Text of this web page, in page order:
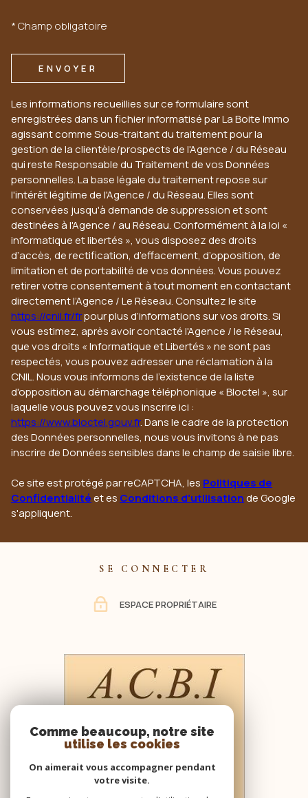
* Champ obligatoire
ENVOYER
Les informations recueillies sur ce formulaire sont
enregistrées dans un fichier informatisé par La Boite Immo
agissant comme Sous-traitant du traitement pour la
gestion de la clientèle/prospects de l'Agence / du Réseau
qui reste Responsable du Traitement de vos Données
personnelles. La base légale du traitement repose sur
l'intérêt légitime de l'Agence / du Réseau. Elles sont
conservées jusqu'à demande de suppression et sont
destinées à l'Agence / au Réseau. Conformément à la loi «
informatique et libertés », vous disposez des droits
d’accès, de rectification, d’effacement, d’opposition, de
limitation et de portabilité de vos données. Vous pouvez
retirer votre consentement à tout moment en contactant
directement l’Agence / Le Réseau. Consultez le site
https://cnil.fr/frpour plus d’informations sur vos droits. Si
vous estimez, après avoir contacté l'Agence / le Réseau,
que vos droits « Informatique et Libertés » ne sont pas
respectés, vous pouvez adresser une réclamation à la
CNIL. Nous vous informons de l’existence de la liste
d'opposition au démarchage téléphonique « Bloctel », sur
laquelle vous pouvez vous inscrire ici :
https://www.bloctel.gouv.fr. Dans le cadre de la protection
des Données personnelles, nous vous invitons à ne pas
inscrire de Données sensibles dans le champ de saisie libre.
Ce site est protégé par reCAPTCHA, les Politiques de
Confidentialitéet es Conditions d'utilisationde Google
s'appliquent.
SE CONNECTER
ESPACE PROPRIÉTAIRE
Comme beaucoup, notre site
utilise les cookies
On aimerait vous accompagner pendant
votre visite.